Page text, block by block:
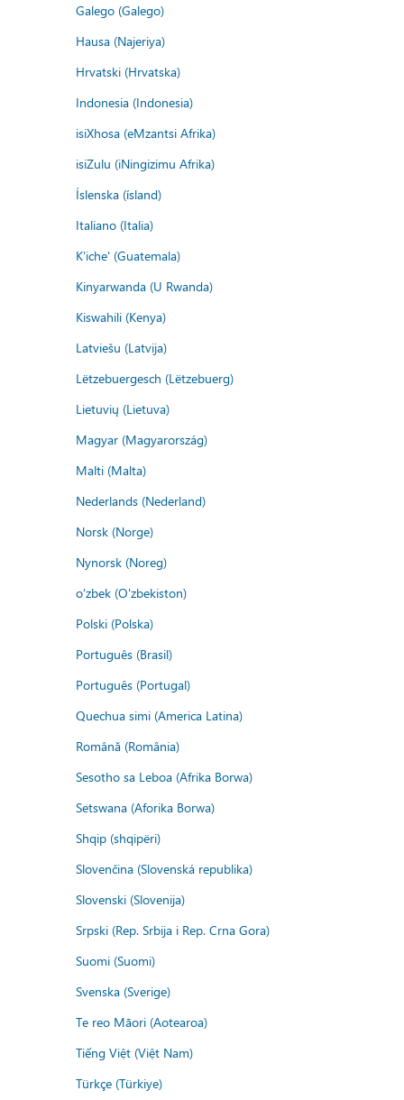
Galego (Galego)
Hausa (Najeriya)
Hrvatski (Hrvatska)
Indonesia (Indonesia)
isiXhosa (eMzantsi Afrika)
isiZulu (iNingizimu Afrika)
Íslenska (ísland)
Italiano (Italia)
K'iche' (Guatemala)
Kinyarwanda (U Rwanda)
Kiswahili (Kenya)
Latviešu (Latvija)
Lëtzebuergesch (Lëtzebuerg)
Lietuvių (Lietuva)
Magyar (Magyarország)
Malti (Malta)
Nederlands (Nederland)
Norsk (Norge)
Nynorsk (Noreg)
o'zbek (O'zbekiston)
Polski (Polska)
Português (Brasil)
Português (Portugal)
Quechua simi (America Latina)
Română (România)
Sesotho sa Leboa (Afrika Borwa)
Setswana (Aforika Borwa)
Shqip (shqipëri)
Slovenčina (Slovenská republika)
Slovenski (Slovenija)
Srpski (Rep. Srbija i Rep. Crna Gora)
Suomi (Suomi)
Svenska (Sverige)
Te reo Māori (Aotearoa)
Tiếng Việt (Việt Nam)
Türkçe (Türkiye)